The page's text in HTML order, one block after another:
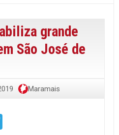
grande
São José de
Maramais